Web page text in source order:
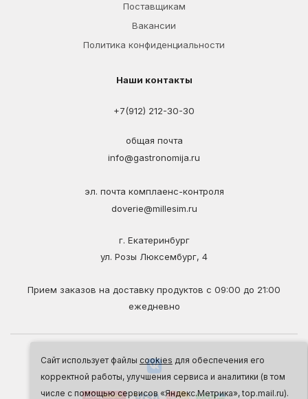
Сайт использует файлы cookies для обеспечения его
корректной работы, улучшения сервиса и аналитики (в том
числе с помощью сервисов «Яндекс.Метрика», top.mail.ru).
Поставщикам
Вакансии
Политика конфиденциальности
Наши контакты
+7(912) 212-30-30
общая почта
info@gastronomija.ru
эл. почта комплаенс-контроля
doverie@millesim.ru
г. Екатеринбург
ул. Розы Люксембург, 4
Прием заказов на доставку продуктов с 09:00 до 21:00
ежедневно